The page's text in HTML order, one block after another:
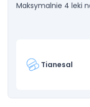
Maksymalnie 4 leki
Tianesal